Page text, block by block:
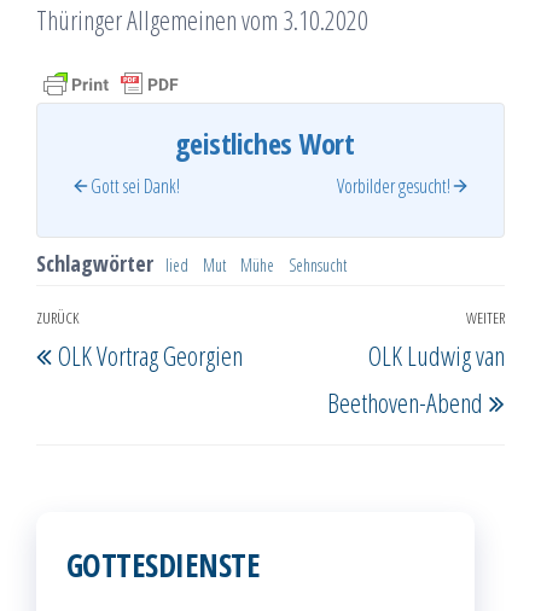
Thüringer Allgemeinen vom 3.10.2020
geistliches Wort
Gott sei Dank! Vorbilder gesucht!
Schlagwörter lied Mut Mühe Sehnsucht
Beitragsnavigation
Vorheriger
Beitrag
ZURÜCK
OLK Vortrag Georgien
WEITER
OLK Ludwig van
Beethoven-Abend
GOTTESDIENSTE